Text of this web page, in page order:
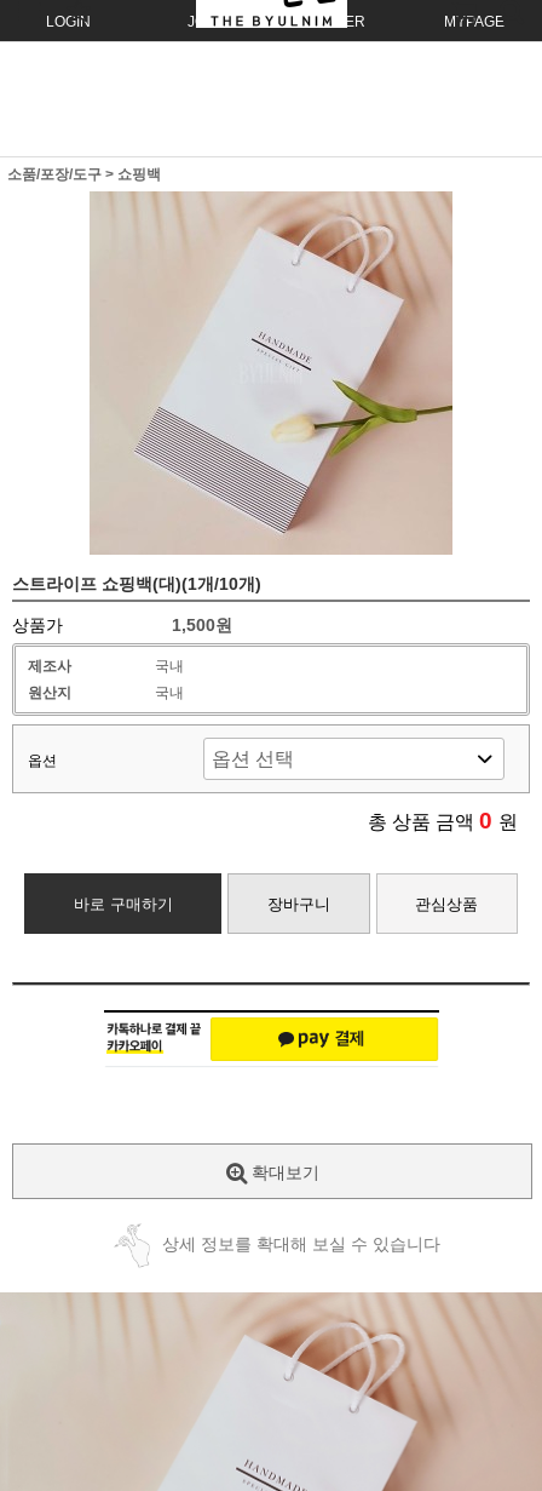
LOGIN JOIN ORDER MYPAGE
소품/포장/도구 > 쇼핑백
스트라이프 쇼핑백(대)(1개/10개)
상품가 1,500원
제조사
국내
원산지
국내
옵션
총 상품 금액 0 원
바로 구매하기 장바구니 관심상품
확대보기
상세 정보를 확대해 보실 수 있습니다